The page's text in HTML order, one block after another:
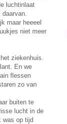
luchtinlaat
maar heeeel
niet meer
ziekenhuis.
En we
flessen
zo van
buiten te
lucht in de
was op tijd